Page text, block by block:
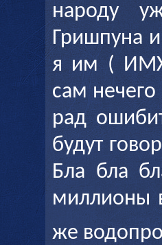
народу
Гришпуна
я им (
сам нечего
рад
будут
Бла бла
миллионы
же